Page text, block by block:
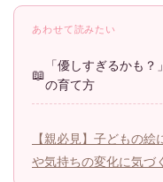
あわせて読みたい
「優しすぎるかも
の育て方
【親必見】子どもの
や気持ちの変化に気づ